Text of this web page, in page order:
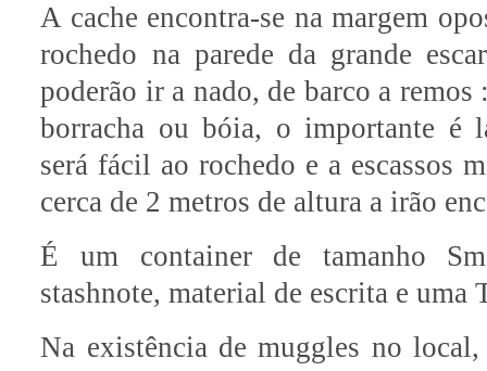
A cache encontra-se na margem
rochedo na parede da grande
poderão ir a nado, de barco a
borracha ou bóia, o importante é
será fácil ao rochedo e a escassos
cerca de 2 metros de altura a irão
É um container de tamanho
stashnote, material de escrita e uma
Na existência de muggles no